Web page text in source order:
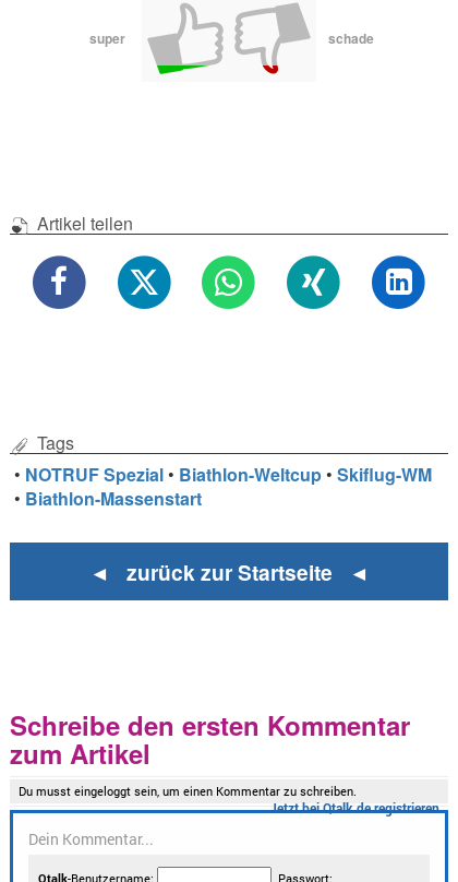
super schade
Artikel teilen
Tags
• NOTRUF Spezial • Biathlon-Weltcup •Skiflug-WM
• Biathlon-Massenstart
◄ zurück zur Startseite ◄
Schreibe den ersten Kommentar
zum Artikel